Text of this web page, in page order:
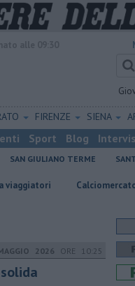
FIRENZE SIENA
Sport Blog
SAN GIULIANO TERME
Calciomercato Pisa, porte
2026 ORE 10:25